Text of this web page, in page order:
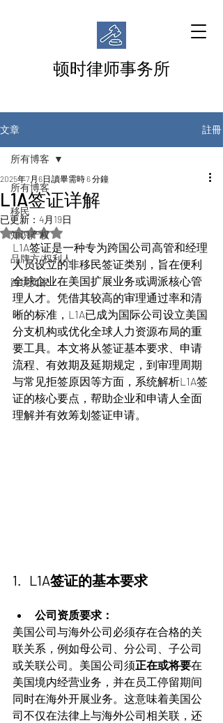
顿时律师事务所
文章 註冊
所有博客
移民
知识产权
品牌方/权利人
跨境卖家
所有博客
L1A签证详解
2025年7月6日 讀畢需時 6 分鐘
已更新： 4月19日
評等為 NaN（最高為 5 顆星）。
L1A签证是一种专为跨国公司高管和经理
人员设立的非移民签证类别，旨在便利
全球企业在美国扩展业务或调派核心管
理人才。凭借其较高的审理通过率和清
晰的标准，L1A已成为国际公司设立美国
分支机构或优化全球人力资源布局的重
要工具。本文将从签证基本要求、申请
流程、有效期及延期规定，到审理周期
与常见拒签原因等方面，系统解析L1A签
证的核心要点，帮助企业和申请人全面
理解并有效筹划签证申请。
1.   L1A签证的基本要求
公司资质要求：
美国公司与海外公司必须存在合格的关
联关系，例如母公司、分公司、子公司
或关联公司。美国公司须正在或将要在
美国境内经营业务，并在员工停留期间
同时在海外开展业务。这意味着美国公
司不仅在法律上与海外公司相关联，还